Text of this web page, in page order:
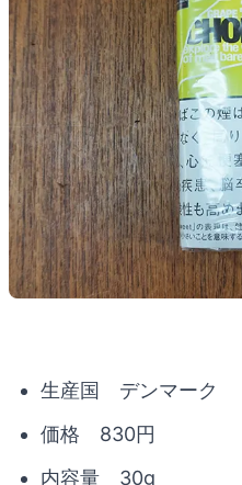
生産国 デンマーク
価格 830円
内容量 30g